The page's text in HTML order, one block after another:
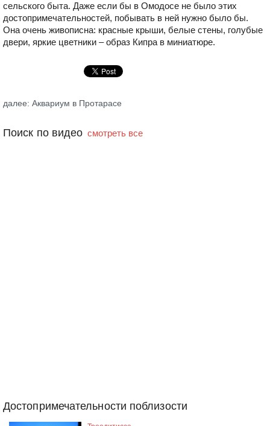
сельского быта. Даже если бы в Омодосе не было этих
достопримечательностей, побывать в ней нужно было бы.
Она очень живописна: красные крыши, белые стены, голубые
двери, яркие цветники – образ Кипра в миниатюре.
далее: Аквариум в Протарасе
Поиск по видео смотреть все
Достопримечательности поблизости